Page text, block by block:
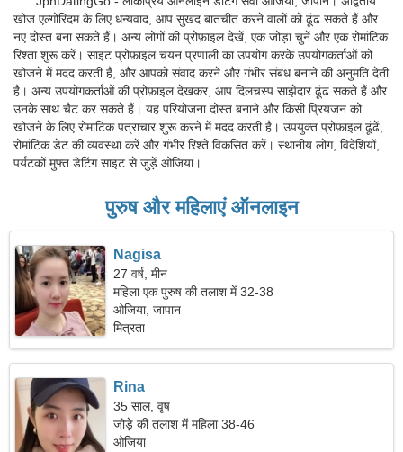
खोज एल्गोरिदम के लिए धन्यवाद, आप सुखद बातचीत करने वालों को ढूंढ सकते हैं और
नए दोस्त बना सकते हैं। अन्य लोगों की प्रोफ़ाइल देखें, एक जोड़ा चुनें और एक रोमांटिक
रिश्ता शुरू करें। साइट प्रोफ़ाइल चयन प्रणाली का उपयोग करके उपयोगकर्ताओं को
खोजने में मदद करती है, और आपको संवाद करने और गंभीर संबंध बनाने की अनुमति देती
है। अन्य उपयोगकर्ताओं की प्रोफ़ाइल देखकर, आप दिलचस्प साझेदार ढूंढ सकते हैं और
उनके साथ चैट कर सकते हैं। यह परियोजना दोस्त बनाने और किसी प्रियजन को
खोजने के लिए रोमांटिक पत्राचार शुरू करने में मदद करती है। उपयुक्त प्रोफ़ाइल ढूंढें,
रोमांटिक डेट की व्यवस्था करें और गंभीर रिश्ते विकसित करें। स्थानीय लोग, विदेशियों,
पर्यटकों मुफ्त डेटिंग साइट से जुड़ें ओजिया।
पुरुष और महिलाएं ऑनलाइन
Nagisa
27 वर्ष, मीन
महिला एक पुरुष की तलाश में 32-38
ओजिया, जापान
मित्रता
Rina
35 साल, वृष
जोड़े की तलाश में महिला 38-46
ओजिया